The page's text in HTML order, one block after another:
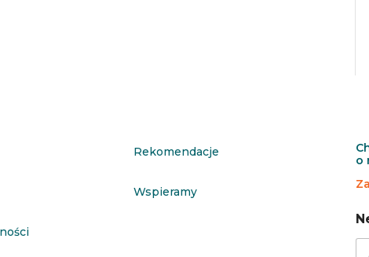
Rekomendacje
Wspieramy
o
N
N